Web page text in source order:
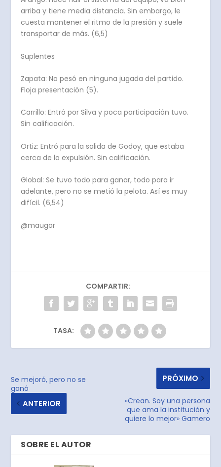
arriba y tiene media distancia. Sin embargo, le
cuesta mantener el ritmo de la presión y suele
transportar de más. (6,5)
Suplentes
Zapata: No pesó en ninguna jugada del partido.
Floja presentación (5).
Carrillo: Entró por Silva y poca participación tuvo.
Sin calificación.
Ortiz: Entró para la salida de Godoy, que estaba
cerca de la expulsión. Sin calificación.
Global: Se tuvo todo para ganar, todo para ir
adelante, pero no se metió la pelota. Así es muy
difícil. (6,54)
@maugor
COMPARTIR:
TASA:
Se mejoró, pero no se
ganó
ANTERIOR
PRÓXIMO
«Crean. Soy una persona
que ama la institución y
quiere lo mejor» Gamero
SOBRE EL AUTOR